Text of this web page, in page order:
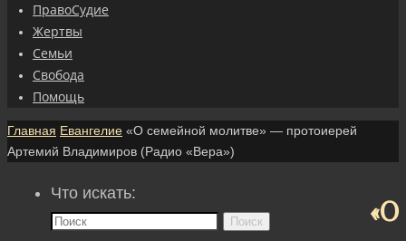
ПравоСудие
Жертвы
Семьи
Свобода
Помощь
Главная Евангелие «О семейной молитве» — протоиерей
Артемий Владимиров (Радио «Вера»)
«О
Что искать:
Поиск